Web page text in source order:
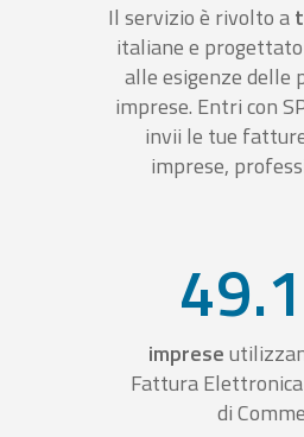
Il servizio è rivolto a
italiane e
alle esigenze delle
imprese. Entri con
invii le tue
imprese,
imprese
Fattura
di